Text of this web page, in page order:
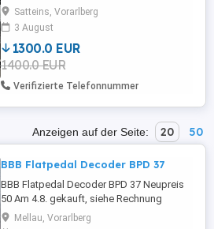
Wenig Kilometer kaum gefahren Akku in
Top-Zustand Rahmengröße: 52 cm
(geeignet für eine Körpergröße von ca.
160 180 cm) Neupreis: 3.000
Verkaufspreis 1300 Originalrechnung
vorhanden Das E-Bike ist technisch und
optisch ...
Satteins, Vorarlberg
3 August
1300.0 EUR
1400.0 EUR
Verifizierte Telefonnummer
Anzeigen auf der Seite: 20 50
BBB Flatpedal Decoder BPD 37
BBB Flatpedal Decoder BPD 37 Neupreis
50 Am 4.8. gekauft, siehe Rechnung
Funktionieren einwandfrei Bin mit ihnen
Mellau, Vorarlberg